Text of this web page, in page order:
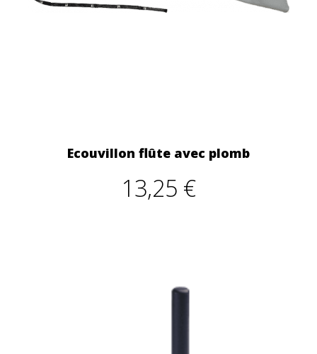
Ecouvillon flûte avec plomb
13,25 €